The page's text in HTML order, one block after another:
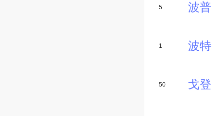
5 波普
1 波特
50 戈登